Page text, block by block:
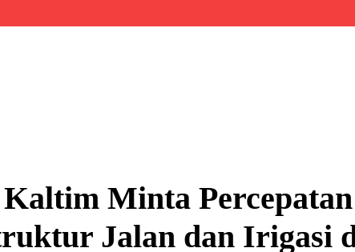
Minta Percepatan
Jalan dan Irigasi